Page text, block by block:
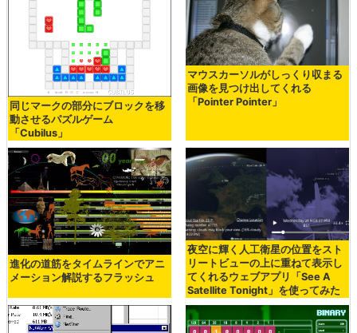
同じマークの部分にブロックを移
動させるパズルゲーム
「Cubilus」
マウスカーソルがしっくり収まる
画像を見つけ出してくれる
「Pointer Pointer」
進化の道筋をタイムラインでアニ
メーション解説するフラッシュ
夜空に輝く人工衛星の位置をスト
リートビューの上に重ねて表示し
てくれるウェブアプリ「See A
Satellite Tonight」を使ってみた